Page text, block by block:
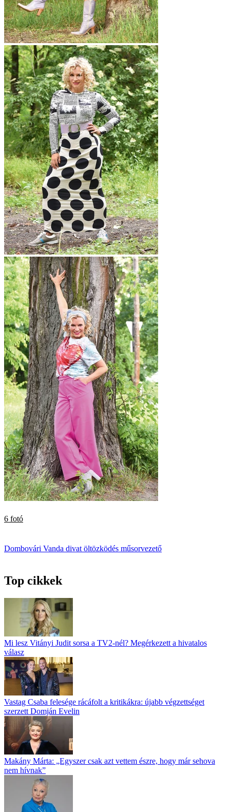
6 fotó
Dombovári Vanda divat öltözködés műsorvezető
Top cikkek
Mi lesz Vitányi Judit sorsa a TV2-nél? Megérkezett a hivatalos
válasz
Vastag Csaba felesége rácáfolt a kritikákra: újabb végzettséget
szerzett Domján Evelin
Makány Márta: „Egyszer csak azt vettem észre, hogy már sehova
nem hívnak”